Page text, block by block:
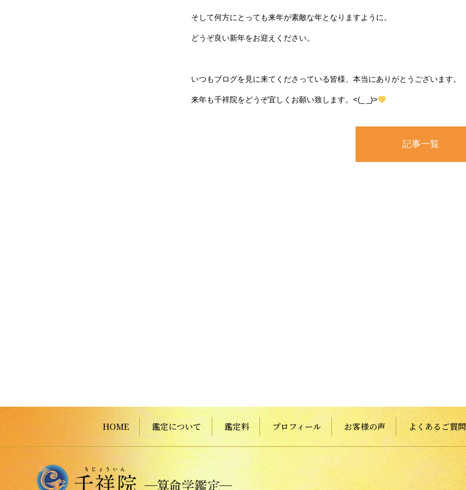
そして何方にとっても来年が素敵な年となりますように。
どうぞ良い新年をお迎えください。
いつもブログを見に来てくださっている皆様、本当にありがとうございます。
来年も千祥院をどうぞ宜しくお願い致します。<(_ _)>
記事一覧
HOME 鑑定について 鑑定料 プロフィール お客様の声 よくあるご質問